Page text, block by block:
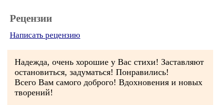
Рецензии
Написать рецензию
Надежда, очень хорошие у Вас стихи! Заставляют
остановиться, задуматься! Понравились!
Всего Вам самого доброго! Вдохновения и новых
творений!